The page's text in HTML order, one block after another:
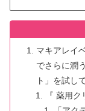
マキアレイ
でさらに潤
ト」を試し
『 薬用